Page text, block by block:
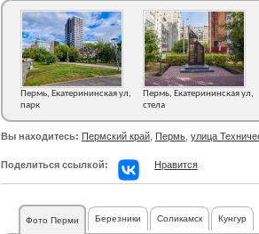
Пермь, Екатерининская ул,
парк
Пермь, Екатерининская ул,
стела
Вы находитесь: Пермский край Пермь улица
Поделиться ссылкой: Нравится
Фото Перми Березники Соликамск Кунгур